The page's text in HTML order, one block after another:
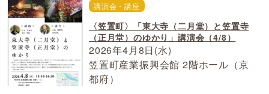
講演会・講座
〈笠置町〉「東大寺（二月堂）と笠置寺
（正月堂）のゆかり」講演会（4/8）
2026年4月8日(水)
笠置町産業振興会館 2階ホール（京
都府）